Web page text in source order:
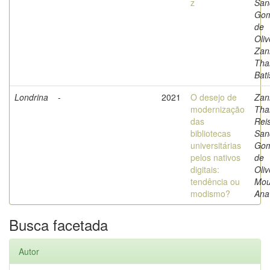
z
de
Londrina
- 2021
O desejo de
modernização
das
bibliotecas
universitárias
pelos nativos
digitais:
tendência ou
modismo?
de
Busca facetada
Autor